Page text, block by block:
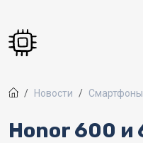
Новости
Honor 600 и